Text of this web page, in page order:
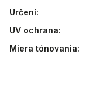
Určení:
UV ochrana:
Miera tónovania: